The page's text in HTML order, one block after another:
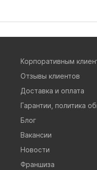
Корпоративным
Отзывы клиентов
Доставка и оплата
Гарантии, политика
Блог
Вакансии
Новости
Франшиза